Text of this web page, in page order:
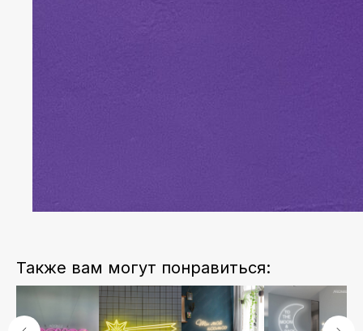
Также вам могут понравиться: